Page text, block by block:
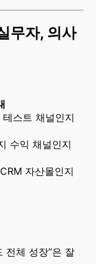
무자, 의사
스트 채널인지
수익 채널인지
자산몰인지
전체 성장”은 잘